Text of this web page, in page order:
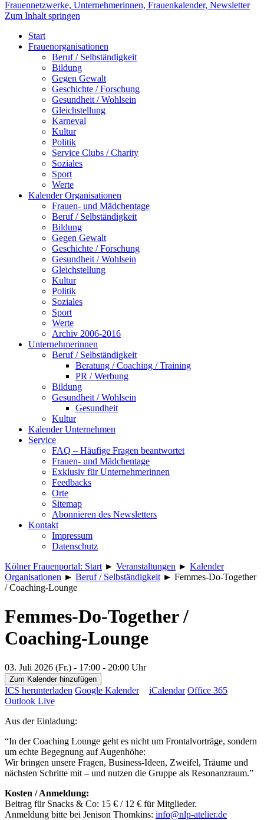
Kölner Frauenportal
Veranstaltungen für Kölnerinnen,
Frauennetzwerke, Unternehmerinnen,
Frauenkalender, Newsletter
Zum Inhalt springen
Start
Frauenorganisationen
Beruf / Selbständigkeit
Bildung
Gegen Gewalt
Geschichte / Forschung
Gesundheit / Wohlsein
Gleichstellung
Karneval
Kultur
Politik
Service Clubs / Charity
Soziales
Sport
Werte
Kalender Organisationen
Frauen- und Mädchentage
Beruf / Selbständigkeit
Bildung
Gegen Gewalt
Geschichte / Forschung
Gesundheit / Wohlsein
Gleichstellung
Kultur
Politik
Soziales
Sport
Werte
Archiv 2006-2016
Unternehmerinnen
Beruf / Selbständigkeit
Beratung / Coaching / Training
PR / Werbung
Bildung
Gesundheit / Wohlsein
Gesundheit
Kultur
Kalender Unternehmen
Service
FAQ – Häufige Fragen beantwortet
Frauen- und Mädchentage
Exklusiv für Unternehmerinnen
Feedbacks
Orte
Sitemap
Abonnieren des Newsletters
Kontakt
Impressum
Datenschutz
Kölner Frauenportal: Start ► Veranstaltungen ► Kalender
Organisationen ► Beruf / Selbständigkeit ► Femmes-Do-Together
/ Coaching-Lounge
Femmes-Do-Together /
Coaching-Lounge
03. Juli 2026 (Fr.) - 17:00 - 20:00 Uhr
Zum Kalender hinzufügen
ICS herunterladen Google Kalender iCalendar Office 365
Outlook Live
Aus der Einladung:
“In der Coaching Lounge geht es nicht um Frontalvorträge, sondern
um echte Begegnung auf Augenhöhe:
Wir bringen unsere Fragen, Business-Ideen, Zweifel, Träume und
nächsten Schritte mit – und nutzen die Gruppe als Resonanzraum.”
Kosten / Anmeldung:
Beitrag für Snacks & Co: 15 € / 12 € für Mitglieder.
Anmeldung bitte bei Jenison Thomkins: info@nlp-atelier.de